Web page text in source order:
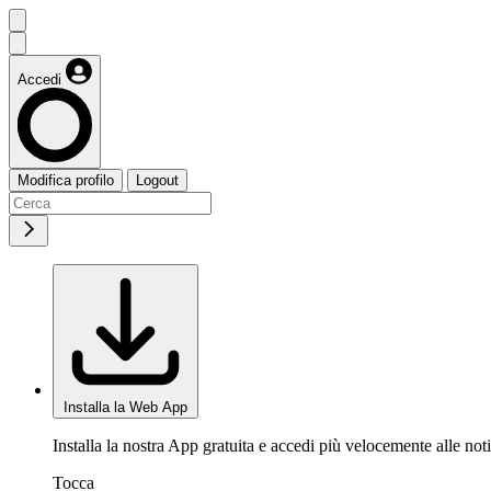
Accedi
Modifica profilo Logout
Installa la Web App
Installa la nostra App gratuita e accedi più velocemente alle
Tocca